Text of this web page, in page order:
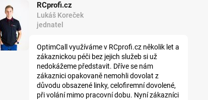
RCprofi.cz
Lukáš Koreček
jednatel
OptimCall využíváme v RCprofi.cz několik let a
zákaznickou péči bez jejich služeb si už
nedokážeme představit. Dříve se nám
zákaznici opakovaně nemohli dovolat z
důvodu obsazené linky, celofiremní dovolené,
při volání mimo pracovní dobu. Nyní zákazníci